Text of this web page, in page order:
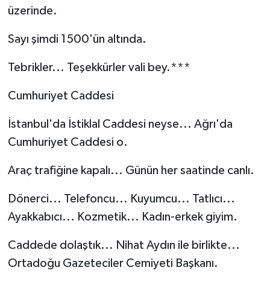
üzerinde.
Sayı şimdi 1500'ün altında.
Tebrikler... Teşekkürler vali bey.***
Cumhuriyet Caddesi
İstanbul'da İstiklal Caddesi neyse... Ağrı'da
Cumhuriyet Caddesi o.
Araç trafiğine kapalı... Günün her saatinde canlı.
Dönerci... Telefoncu... Kuyumcu... Tatlıcı...
Ayakkabıcı... Kozmetik... Kadın-erkek giyim.
Caddede dolaştık... Nihat Aydın ile birlikte...
Ortadoğu Gazeteciler Cemiyeti Başkanı.